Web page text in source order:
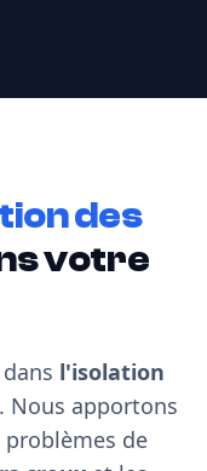
des
votre
l'isolation
. Nous apportons
de